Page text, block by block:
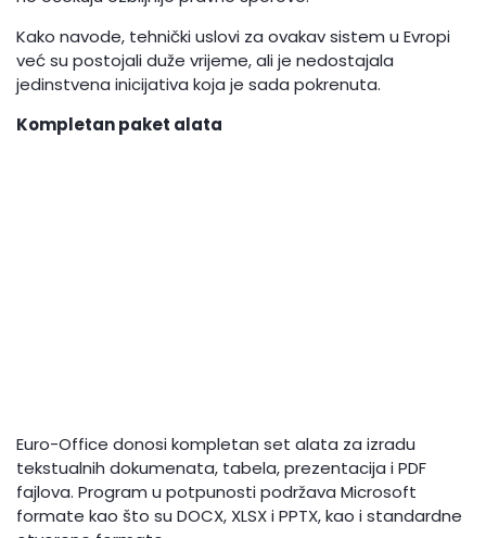
Kako navode, tehnički uslovi za ovakav sistem u Evropi
već su postojali duže vrijeme, ali je nedostajala
jedinstvena inicijativa koja je sada pokrenuta.
Kompletan paket alata
Euro-Office donosi kompletan set alata za izradu
tekstualnih dokumenata, tabela, prezentacija i PDF
fajlova. Program u potpunosti podržava Microsoft
formate kao što su DOCX, XLSX i PPTX, kao i standardne